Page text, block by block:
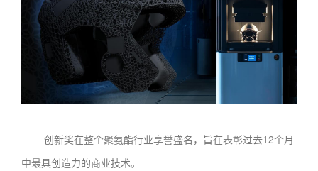
创新奖在整个聚氨酯行业享誉盛名，旨在表彰过去12个月
中最具创造力的商业技术。